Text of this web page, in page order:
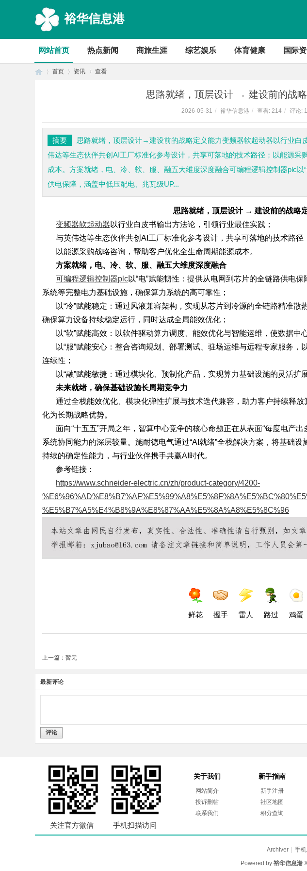
裕华信息港
网站首页 热点新闻 商旅生涯 综艺娱乐 体育健康 国际
首页 资讯 查看
思路就绪，顶层设计 → 建设前的战
2026-05-31 / 裕华信息港 / 查看: 214 / 评论:
摘要
思路就绪，顶层设计→建设前的战略定义能力变频器软起动器以行业白
伟达等生态伙伴共创AI工厂标准化参考设计，共享可落地的技术路径；以能源采
成本。方案就绪，电、冷、软、服、融五大维度深度融合可编程逻辑控制器plc以
供电保障，涵盖中低压配电、兆瓦级UP...
思路就绪，顶层设计 → 建设前的战略
变频器软起动器 以行业白皮书输出方法论，引领行业最佳实践；
与英伟达等生态伙伴共创 AI工厂标准化参考设计，共享可落地的技术路径
以能源采购战略咨询，帮助客户优化全生命周期能源成本。
方案就绪，电、冷、软、服、融五大维度深度融合
可编程逻辑控制器plc以“电”赋能韧性：提供从电网到芯片的全链路供电
系统等完整电力基础设施，确保算力系统的高可靠性；
以“冷”赋能稳定：通过风液兼容架构，实现从芯片到冷源的全链路精准散
确保算力设备持续稳定运行，同时达成全局能效优化；
以“软”赋能高效：以软件驱动算力调度、能效优化与智能运维，使数据中
以“服”赋能安心：整合咨询规划、部署测试、驻场运维与远程专家服务
连续性；
以“融”赋能敏捷：通过模块化、预制化产品，实现算力基础设施的灵活扩
未来就绪，确保基础设施长周期竞争力
通过全栈能效优化、模块化弹性扩展与技术迭代兼容，助力客户持续释
化为长期战略优势。
面向“十五五”开局之年，智算中心竞争的核心命题正在从表面“每度电产
系统协同能力的深层较量。施耐德电气通过“AI就绪”全栈解决方案，将基础
持续的确定性能力，与行业伙伴携手共赢AI时代。
参考链接：
https://www.schneider-electric.cn/zh/product-category/4200-
%E5%B7%A5%E4%B8%9A%E8%87%AA%E5%8A%A8%E5%8C%96
鲜花 握手 雷人 路过 鸡蛋
上一篇：暂无
最新评论
评论
关注官方微信 手机扫描访问
关于我们
网站简介
投诉删帖
联系我们
新手指南
新手注册
社区地图
积分查询
Archiver 手
Powered by 裕华信息港